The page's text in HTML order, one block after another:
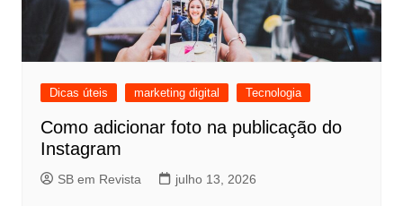
Dicas úteis marketing digital Tecnologia
Como adicionar foto na publicação do
Instagram
SB em Revista julho 13, 2026